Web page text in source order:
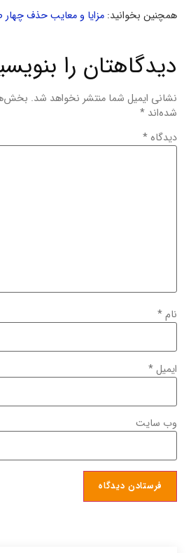
همچنین بخوانید: مزایا و معایب حذف چهار
دیدگاهتان را
نشانی ایمیل شما منتشر نخواهد شد.
شده‌اند *
دیدگاه *
نام*
ایمیل*
وب‌ سایت